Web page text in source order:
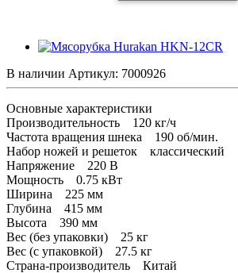
В наличии Артикул: 7000926
Основные характеристики
Производительность 120 кг/ч
Частота вращения шнека 190 об/мин.
Набор ножей и решеток классический
Напряжение 220 В
Мощность 0.75 кВт
Ширина 225 мм
Глубина 415 мм
Высота 390 мм
Вес (без упаковки) 25 кг
Вес (с упаковкой) 27.5 кг
Страна-производитель Китай